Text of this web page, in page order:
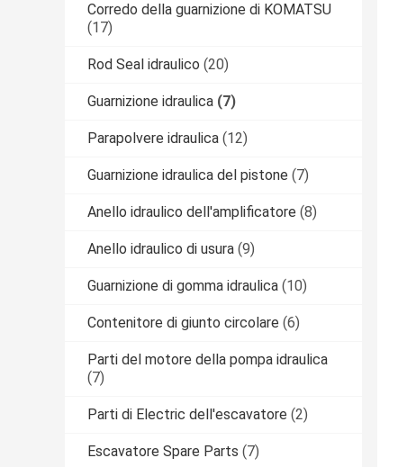
Corredo della guarnizione di KOMATSU
(17)
Rod Seal idraulico (20)
Guarnizione idraulica (7)
Parapolvere idraulica (12)
Guarnizione idraulica del pistone (7)
Anello idraulico dell'amplificatore (8)
Anello idraulico di usura (9)
Guarnizione di gomma idraulica (10)
Contenitore di giunto circolare (6)
Parti del motore della pompa idraulica
(7)
Parti di Electric dell'escavatore (2)
Escavatore Spare Parts (7)